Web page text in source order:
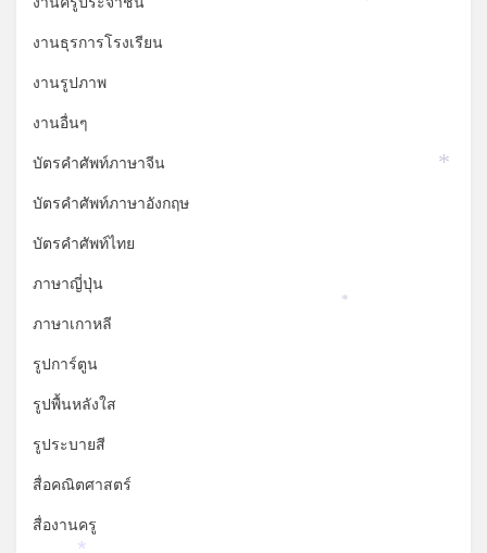
งานธุรการโรงเรียน
งานรูปภาพ
งานอื่นๆ
บัตรคำศัพท์ภาษาจีน
บัตรคำศัพท์ภาษาอังกฤษ
บัตรคำศัพท์ไทย
ภาษาญี่ปุ่น
ภาษาเกาหลี
รูปการ์ตูน
รูปพื้นหลังใส
รูประบายสี
สื่อคณิตศาสตร์
สื่องานครู